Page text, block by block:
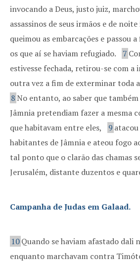
invocando a Deus, justo juiz,
assassinos de seus irmãos e de
queimou as embarcações e passou
os que aí se haviam refugiado.
7
estivesse fechada, retirou-se com
outra vez a fim de exterminar toda
8No entanto, ao saber que
Jâmnia pretendiam fazer a mesma
que habitavam entre eles,
9
habitantes de Jâmnia e ateou fogo
tal ponto que o clarão das chamas
Jerusalém, distante duzentos e
Campanha de Judas em Galaad.
10Quando se haviam afastado dali
enquanto marchavam contra